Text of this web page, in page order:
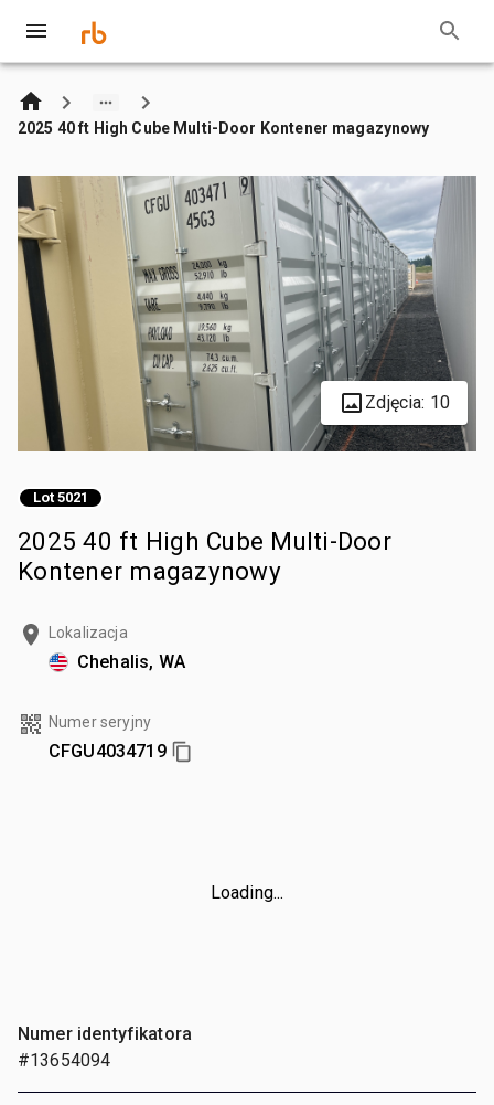
2025 40 ft High Cube Multi-Door Kontener magazynowy
Zdjęcia: 10
Lot 5021
2025 40 ft High Cube Multi-Door
Kontener magazynowy
Lokalizacja
Chehalis, WA
Numer seryjny
CFGU4034719
Loading...
Numer identyfikatora
#13654094